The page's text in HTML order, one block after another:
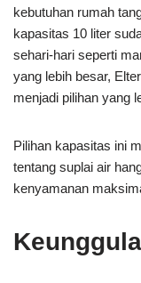
kebutuhan rumah
kapasitas 10 liter
sehari-hari seperti
yang lebih besar,
menjadi pilihan yang
Pilihan kapasitas ini
tentang suplai air
kenyamanan